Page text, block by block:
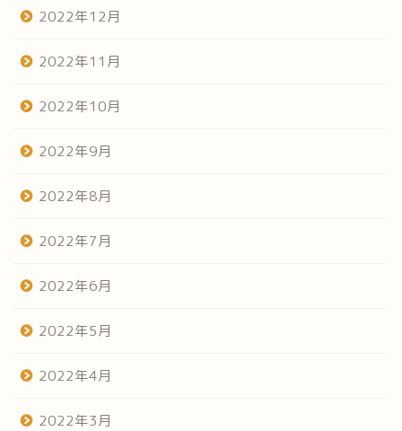
2022年12月
2022年11月
2022年10月
2022年9月
2022年8月
2022年7月
2022年6月
2022年5月
2022年4月
2022年3月